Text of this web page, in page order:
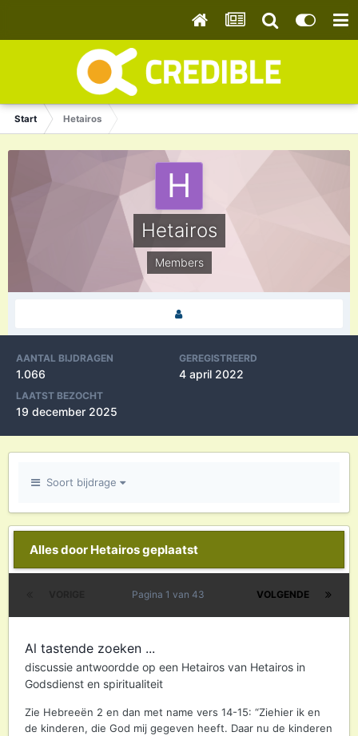
Start Hetairos
Hetairos
Members
AANTAL BIJDRAGEN
1.066
GEREGISTREERD
4 april 2022
LAATST BEZOCHT
19 december 2025
Soort bijdrage
Alles door Hetairos geplaatst
VOLGENDE
Pagina 1 van 43
Al tastende zoeken ...
discussie antwoordde op een Hetairos van Hetairos in
Godsdienst en spiritualiteit
Zie Hebreeën 2 en dan met name vers 14-15: “Ziehier ik en
de kinderen, die God mij gegeven heeft. Daar nu de kinderen